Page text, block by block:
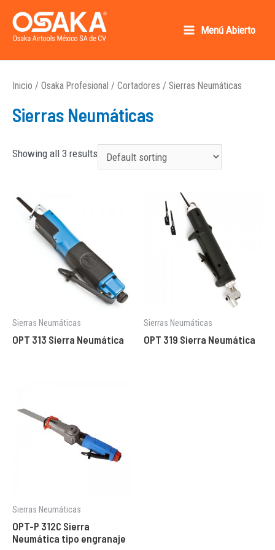
Menú Abierto
Inicio / Osaka Profesional / Cortadores / Sierras Neumáticas
Sierras Neumáticas
Showing all 3 results
Sierras Neumáticas
OPT 313 Sierra Neumática
Sierras Neumáticas
OPT 319 Sierra Neumática
Sierras Neumáticas
OPT-P 312C Sierra
Neumática tipo engranaje